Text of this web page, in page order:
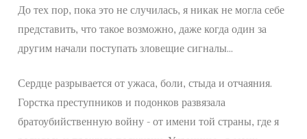
Места встречи
Будущие уроки
Прошедшие экскурсии
До тех пор, пока это не случилась, я никак не могла себе
представить, что такое возможно, даже когда один за
другим начали поступать зловещие сигналы...
Сердце разрывается от ужаса, боли, стыда и отчаяния.
Горстка преступников и подонков развязала
братоубийственную войну - от имени той страны, где я